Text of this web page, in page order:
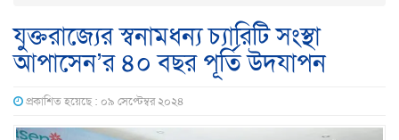
যুক্তরাজ্যের স্বনামধন্য চ্যারিটি সংস্থা
আপাসেন’র ৪০ বছর পূর্তি উদযাপন
প্রকাশিত হয়েছে : ০৯ সেপ্টেম্বর ২০২৪